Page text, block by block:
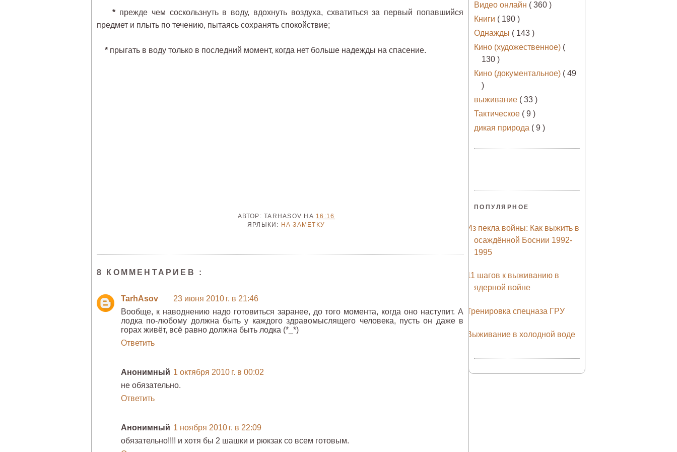
* прежде чем соскользнуть в воду, вдохнуть воздуха, схватиться за первый попавшийся
предмет и плыть по течению, пытаясь сохранять спокойствие;
* прыгать в воду только в последний момент, когда нет больше надежды на спасение.
АВТОР:TARHASOV НА 16:16
ЯРЛЫКИ: НА ЗАМЕТКУ
8 КОММЕНТАРИЕВ :
TarhAsov
23 июня 2010 г. в 21:46
Вообще, к наводнению надо готовиться заранее, до того момента, когда оно наступит. А
лодка по-любому должна быть у каждого здравомыслящего человека, пусть он даже в
горах живёт, всё равно должна быть лодка (*_*)
Ответить
Анонимный 1 октября 2010 г. в 00:02
не обязательно.
Ответить
Анонимный 1 ноября 2010 г. в 22:09
обязательно!!!! и хотя бы 2 шашки и рюкзак со всем готовым.
Видео онлайн ( 360 )
Книги ( 190 )
Однажды ( 143 )
Кино (художественное) (
130 )
Кино (документальное) ( 49
)
выживание ( 33 )
Тактическое ( 9 )
дикая природа ( 9 )
ПОПУЛЯРНОЕ
Из пекла войны: Как выжить в
осаждённой Боснии 1992-
1995
11 шагов к выживанию в
ядерной войне
Тренировка спецназа ГРУ
Выживание в холодной воде